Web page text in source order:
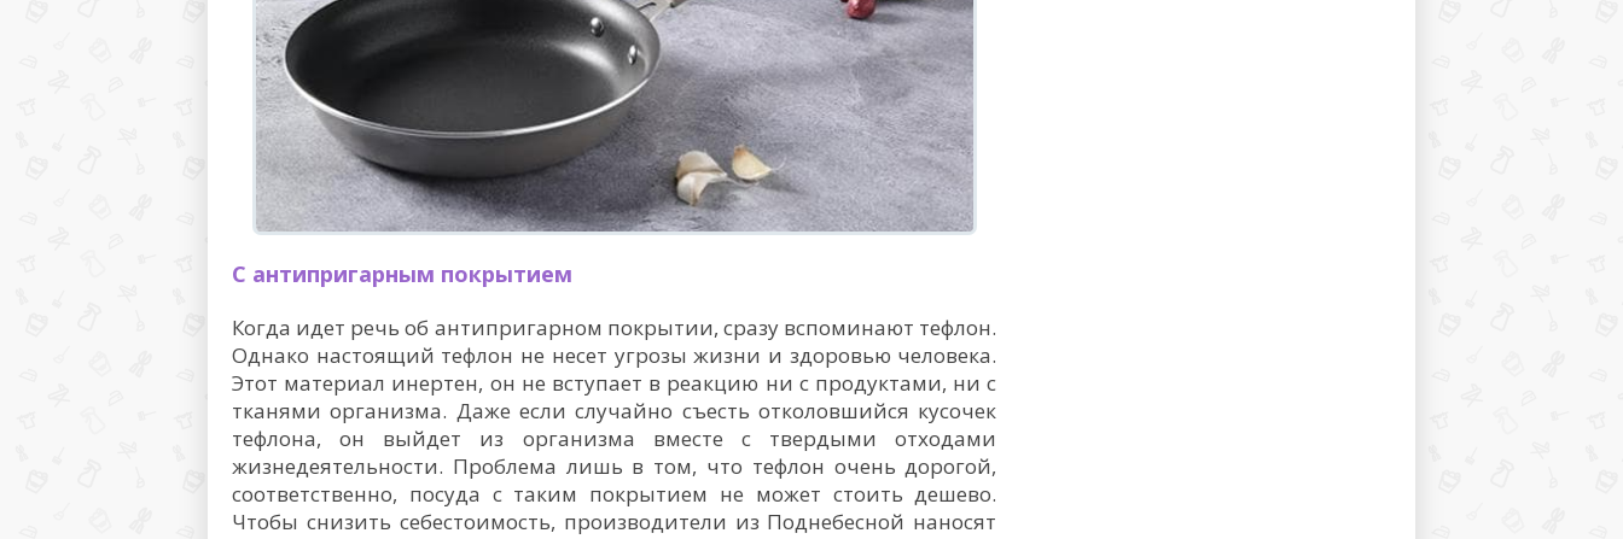
С антипригарным покрытием
Когда идет речь об антипригарном покрытии, сразу вспоминают тефлон.
Однако настоящий тефлон не несет угрозы жизни и здоровью человека.
Этот материал инертен, он не вступает в реакцию ни с продуктами, ни с
тканями организма. Даже если случайно съесть отколовшийся кусочек
тефлона, он выйдет из организма вместе с твердыми отходами
жизнедеятельности. Проблема лишь в том, что тефлон очень дорогой,
соответственно, посуда с таким покрытием не может стоить дешево.
Чтобы снизить себестоимость, производители из Поднебесной наносят